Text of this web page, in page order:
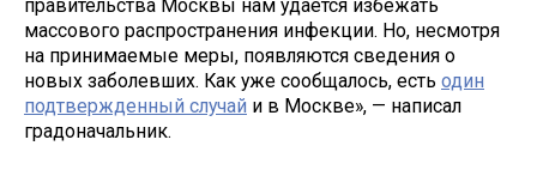
правительства Москвы нам удается избежать
массового распространения инфекции. Но, несмотря
на принимаемые меры, появляются сведения о
новых заболевших. Как уже сообщалось, есть один
подтвержденный случай и в Москве», — написал
градоначальник.